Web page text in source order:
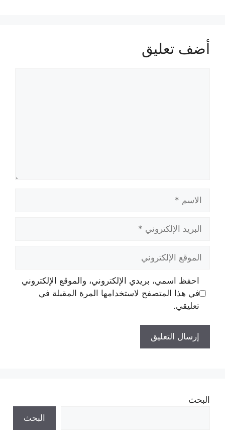
أضف تعليق
الإلكتروني
الإلكتروني
احفظ اسمي، بريدي الإلكتروني، والموقع الإلكتروني
في هذا المتصفح لاستخدامها المرة المقبلة في
تعليقي.
البحث
البحث